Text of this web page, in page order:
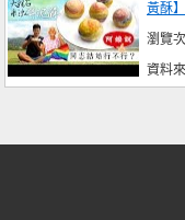
黃酥
瀏覽
資料